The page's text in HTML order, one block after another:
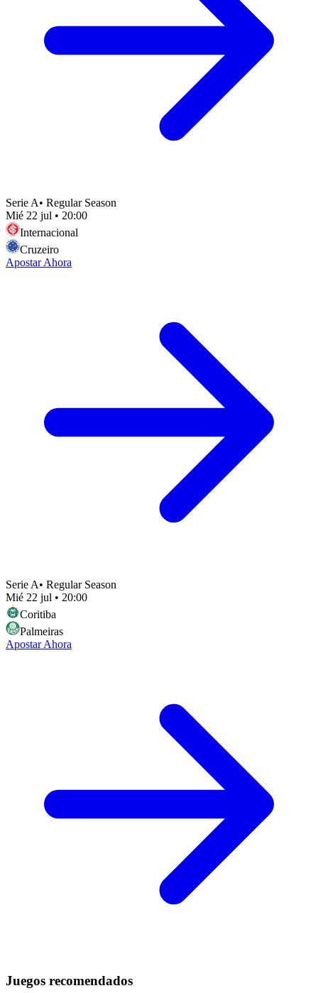
Serie A• Regular Season
Mié 22 jul • 20:00
Internacional
Cruzeiro
Apostar Ahora
Serie A• Regular Season
Mié 22 jul • 20:00
Coritiba
Palmeiras
Apostar Ahora
Juegos recomendados